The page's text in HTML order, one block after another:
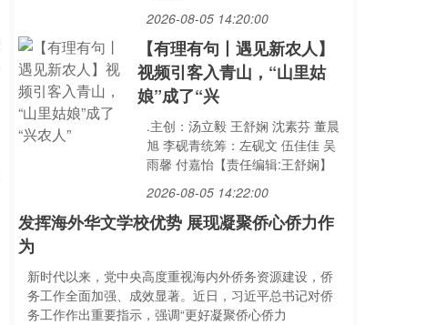
2026-08-05 14:20:00
【有理有句丨遇见新农人】
视频引客入青山，“山里姑
娘”成了“兴
.主创：汤立毅 王舒娴 沈素芬 董晨
旭 李砚青统筹：左砚文 伍佳佳 吴
雨馨 付嘉怡【责任编辑:王舒娴】
2026-08-05 14:22:00
发挥海外华文学校优势 展现凝聚侨心侨力作
为
新时代以来，党中央高度重视海内外侨务资源建设，侨
务工作全面加强、成效显著。近日，习近平总书记对侨
务工作作出重要指示，强调“更好凝聚侨心侨力